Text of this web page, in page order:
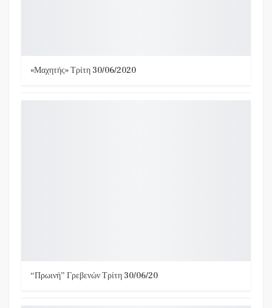
«Μαχητής» Τρίτη 30/06/2020
“Πρωινή” Γρεβενών Τρίτη 30/06/20